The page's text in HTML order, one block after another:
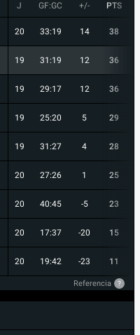
J GF:GC +/- PTS
20 33:19 14 38
19 31:19 12 36
19 29:17 12 36
19 25:20 5 29
19 31:27 4 28
20 27:26 1 25
20 40:45 -5 23
20 17:37 -20 15
20 19:42 -23 11
Referencia ?